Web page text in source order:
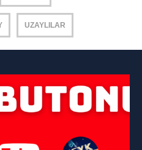
UZAYLILAR